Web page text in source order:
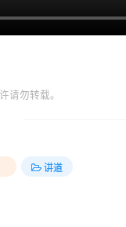
请勿转载。
讲道